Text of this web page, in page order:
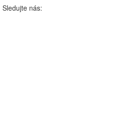
Sledujte nás: